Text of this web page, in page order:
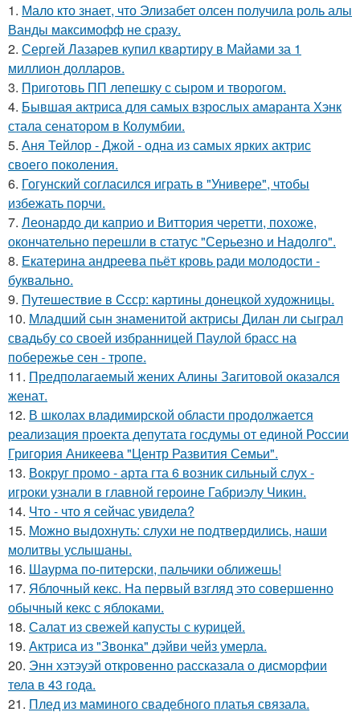
1. Мало кто знает, что Элизабет олсен получила роль алы
Ванды максимофф не сразу.
2. Сергей Лазарев купил квартиру в Майами за 1
миллион долларов.
3. Приготовь ПП лепешку с сыром и творогом.
4. Бывшая актриса для самых взрослых амаранта Хэнк
стала сенатором в Колумбии.
5. Аня Тейлор - Джой - одна из самых ярких актрис
своего поколения.
6. Гогунский согласился играть в "Универе", чтобы
избежать порчи.
7. Леонардо ди каприо и Виттория черетти, похоже,
окончательно перешли в статус "Серьезно и Надолго".
8. Екатерина андреева пьёт кровь ради молодости -
буквально.
9. Путешествие в Ссср: картины донецкой художницы.
10. Младший сын знаменитой актрисы Дилан ли сыграл
свадьбу со своей избранницей Паулой брасс на
побережье сен - тропе.
11. Предполагаемый жених Алины Загитовой оказался
женат.
12. В школах владимирской области продолжается
реализация проекта депутата госдумы от единой России
Григория Аникеева "Центр Развития Семьи".
13. Вокруг промо - арта гта 6 возник сильный слух -
игроки узнали в главной героине Габриэлу Чикин.
14. Что - что я сейчас увидела?
15. Можно выдохнуть: слухи не подтвердились, наши
молитвы услышаны.
16. Шаурма по-питерски, пальчики оближешь!
17. Яблочный кекс. На первый взгляд это совершенно
обычный кекс с яблоками.
18. Салат из свежей капусты с курицей.
19. Актриса из "Звонка" дэйви чейз умерла.
20. Энн хэтэуэй откровенно рассказала о дисморфии
тела в 43 года.
21. Плед из маминого свадебного платья связала.